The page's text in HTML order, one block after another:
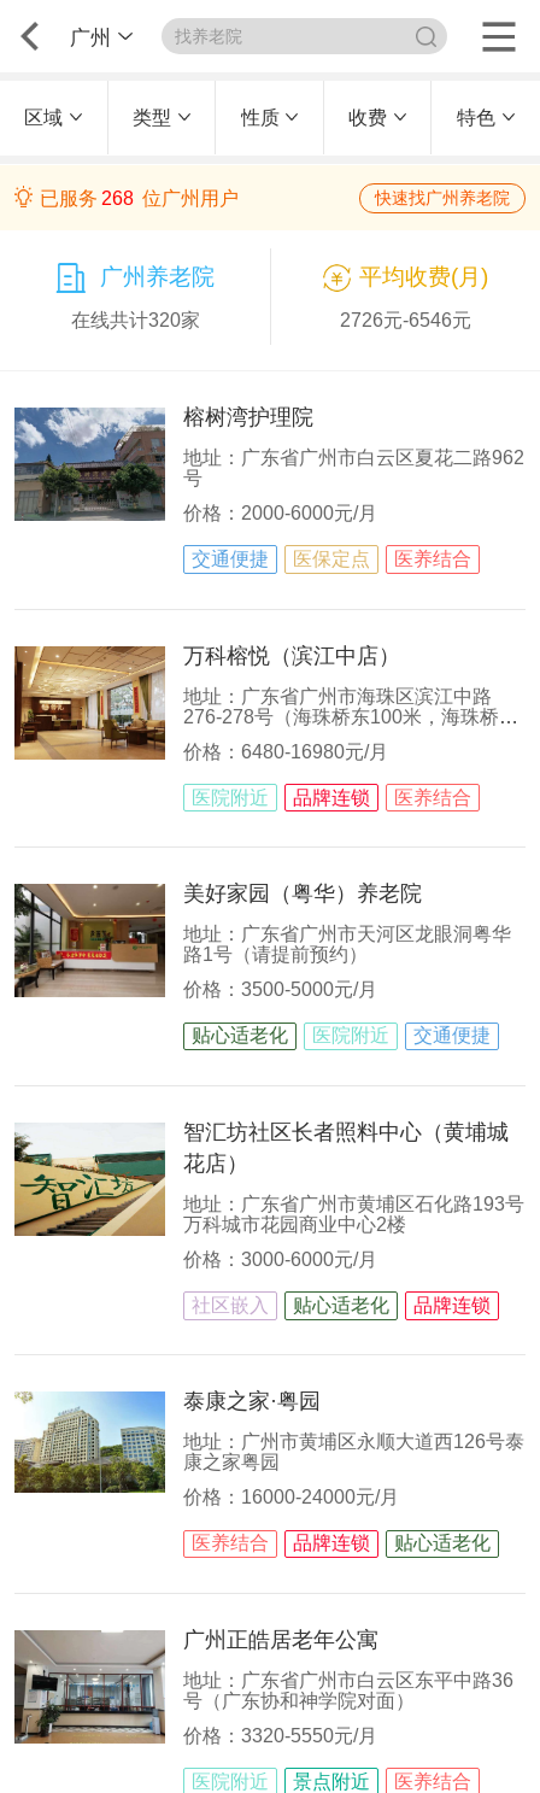
广州
区域 类型 性质 收费 特色
已服务 268 位广州用户 快速找广州养老院
广州养老院
在线共计320家
平均收费(月)
2726元-6546元
榕树湾护理院
地址：广东省广州市白云区夏花二路962
号
价格：2000-6000元/月
交通便捷 医保定点 医养结合
万科榕悦（滨江中店）
地址：广东省广州市海珠区滨江中路
276-278号（海珠桥东100米，海珠桥底
价格：6480-16980元/月
医院附近 品牌连锁 医养结合
美好家园（粤华）养老院
地址：广东省广州市天河区龙眼洞粤华
路1号（请提前预约）
价格：3500-5000元/月
贴心适老化 医院附近 交通便捷
智汇坊社区长者照料中心（黄埔城
花店）
地址：广东省广州市黄埔区石化路193号
万科城市花园商业中心2楼
价格：3000-6000元/月
社区嵌入 贴心适老化 品牌连锁
泰康之家·粤园
地址：广州市黄埔区永顺大道西126号泰
康之家粤园
价格：16000-24000元/月
医养结合 品牌连锁 贴心适老化
广州正皓居老年公寓
地址：广东省广州市白云区东平中路36
号（广东协和神学院对面）
价格：3320-5550元/月
医院附近 景点附近 医养结合